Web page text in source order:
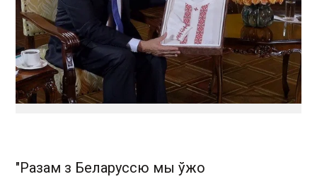
"Разам з Беларуссю мы ўжо